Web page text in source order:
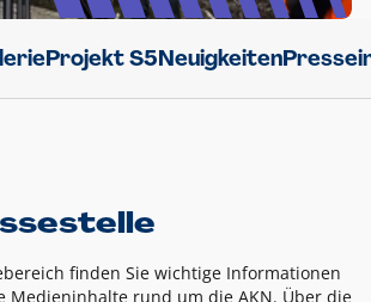
Projekt S5Neuigkeiten
finden Sie wichtige Informationen
Medieninhalte rund um die AKN. Über die